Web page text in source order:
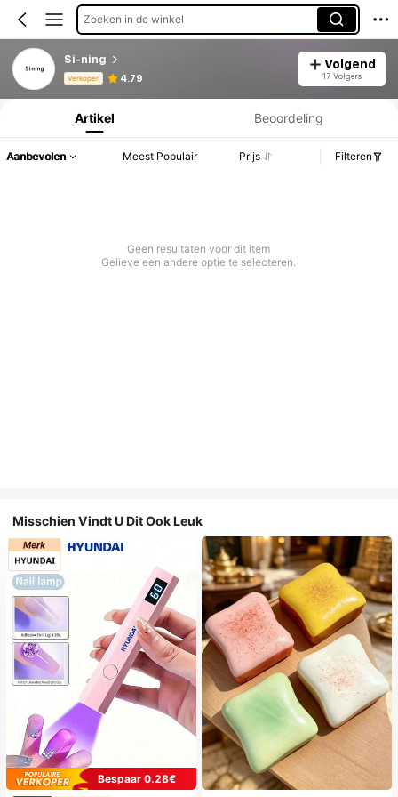
Zoeken in de winkel
Si-ning
Verkoper 4.79
Volgend
17 Volgers
Productinformatie: Prijsopenbaring, Verkoop- en Voorraadgegevens.
Artikel Beoordeling
Aanbevolen Meest Populair Prijs Filteren
Geen resultaten voor dit item
Gelieve een andere optie te selecteren.
Misschien Vindt U Dit Ook Leuk
Bespaar 0.28€